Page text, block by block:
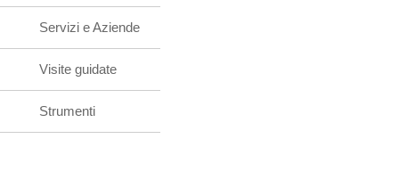
Servizi e Aziende
Visite guidate
Strumenti